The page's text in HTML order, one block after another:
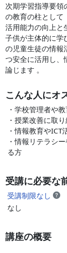
次期学習指導要領
の教育の柱として
活用能力の向上と
子供が主体的に学
の児童生徒の情報
つ安全に活用し、
論じます 。
こんな人にオ
・学校管理者や
・授業改善に取
・情報教育やICT
・情報リテラシ
る方
受講に必要な
受講制限なし
なし
講座の概要